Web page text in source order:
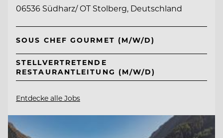
06536 Südharz/ OT Stolberg, Deutschland
SOUS CHEF GOURMET (M/W/D)
STELLVERTRETENDE
RESTAURANTLEITUNG (M/W/D)
Entdecke alle Jobs